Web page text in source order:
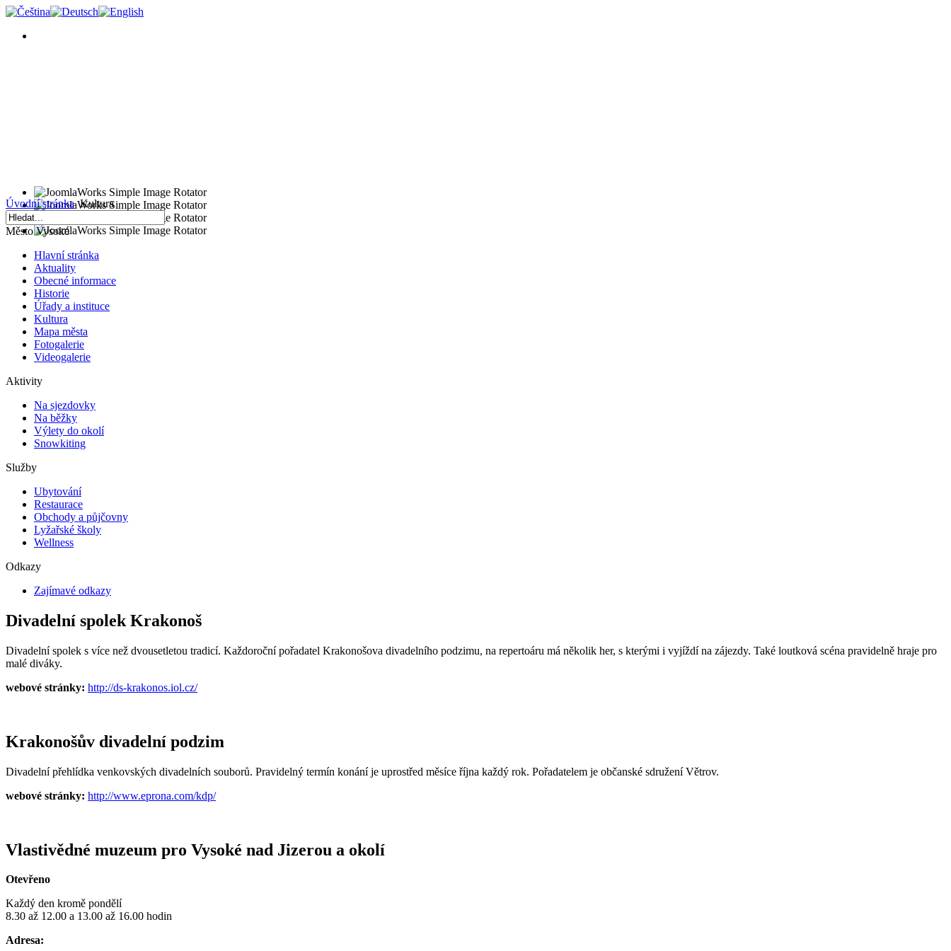
Úvodní stránka Kultura
Město Vysoké
Hlavní stránka
Aktuality
Obecné informace
Historie
Úřady a instituce
Kultura
Mapa města
Fotogalerie
Videogalerie
Aktivity
Na sjezdovky
Na běžky
Výlety do okolí
Snowkiting
Služby
Ubytování
Restaurace
Obchody a půjčovny
Lyžařské školy
Wellness
Odkazy
Zajímavé odkazy
Divadelní spolek Krakonoš
Divadelní spolek s více než dvousetletou tradicí. Každoroční pořadatel Krakonošova divadelního podzimu, na repertoáru má několik her, s kterými i vyjíždí na zájezdy. Také loutková scéna pravidelně hraje pro
malé diváky.
webové stránky: http://ds-krakonos.iol.cz/
Krakonošův divadelní podzim
Divadelní přehlídka venkovských divadelních souborů. Pravidelný termín konání je uprostřed měsíce října každý rok. Pořadatelem je občanské sdružení Větrov.
webové stránky: http://www.eprona.com/kdp/
Vlastivědné muzeum pro Vysoké nad Jizerou a okolí
Otevřeno
Každý den kromě pondělí
8.30 až 12.00 a 13.00 až 16.00 hodin
Adresa: